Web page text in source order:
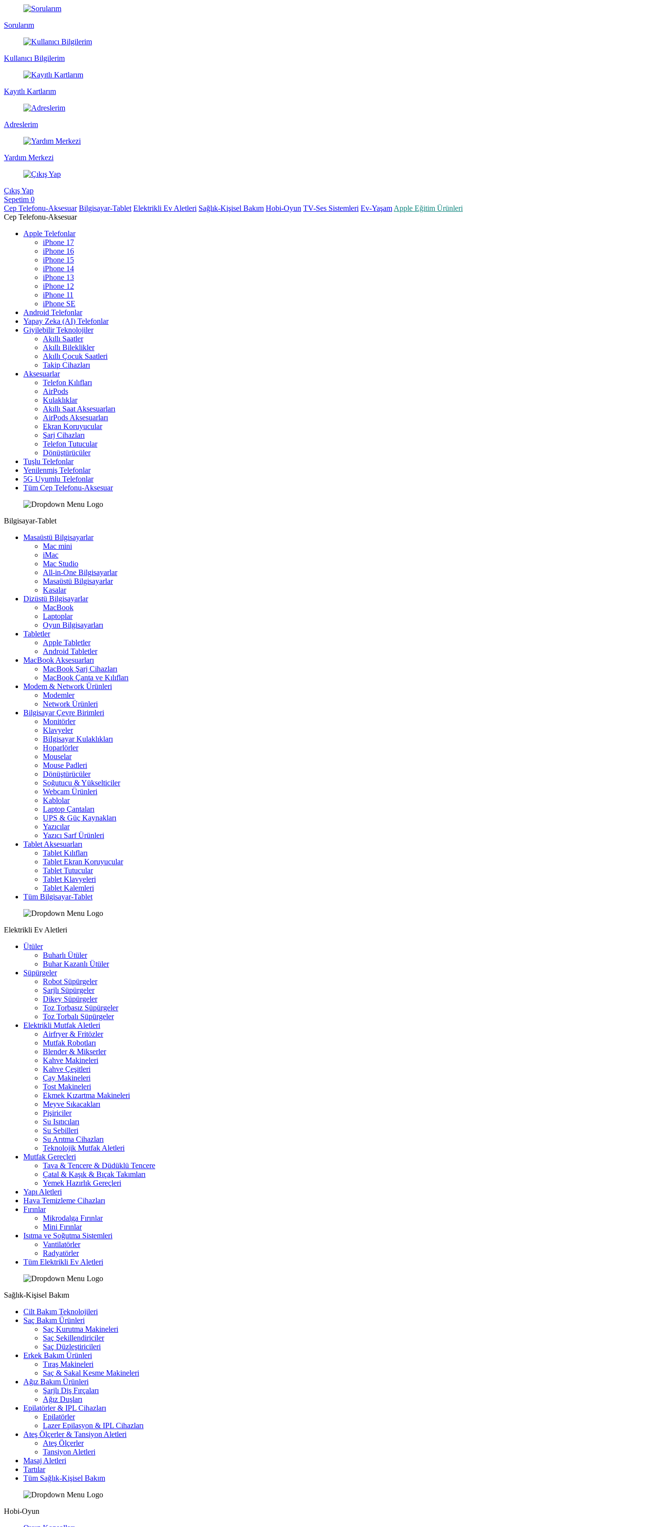
Sorularım
Kullanıcı Bilgilerim
Kayıtlı Kartlarım
Adreslerim
Yardım Merkezi
Çıkış Yap
Sepetim 0
Cep Telefonu-Aksesuar Bilgisayar-Tablet Elektrikli Ev Aletleri Sağlık-Kişisel Bakım Hobi-Oyun TV-Ses Sistemleri Ev-Yaşam Apple Eğitim Ürünleri
Cep Telefonu-Aksesuar
Apple Telefonlar
iPhone 17
iPhone 16
iPhone 15
iPhone 14
iPhone 13
iPhone 12
iPhone 11
iPhone SE
Android Telefonlar
Yapay Zeka (AI) Telefonlar
Giyilebilir Teknolojiler
Akıllı Saatler
Akıllı Bileklikler
Akıllı Çocuk Saatleri
Takip Cihazları
Aksesuarlar
Telefon Kılıfları
AirPods
Kulaklıklar
Akıllı Saat Aksesuarları
AirPods Aksesuarları
Ekran Koruyucular
Şarj Cihazları
Telefon Tutucular
Dönüştürücüler
Tuşlu Telefonlar
Yenilenmiş Telefonlar
5G Uyumlu Telefonlar
Tüm Cep Telefonu-Aksesuar
Bilgisayar-Tablet
Masaüstü Bilgisayarlar
Mac mini
iMac
Mac Studio
All-in-One Bilgisayarlar
Masaüstü Bilgisayarlar
Kasalar
Dizüstü Bilgisayarlar
MacBook
Laptoplar
Oyun Bilgisayarları
Tabletler
Apple Tabletler
Android Tabletler
MacBook Aksesuarları
MacBook Şarj Cihazları
MacBook Çanta ve Kılıfları
Modem & Network Ürünleri
Modemler
Network Ürünleri
Bilgisayar Çevre Birimleri
Monitörler
Klavyeler
BiIgisayar Kulaklıkları
Hoparlörler
Mouselar
Mouse Padleri
Dönüştürücüler
Soğutucu & Yükselticiler
Webcam Ürünleri
Kablolar
Laptop Çantaları
UPS & Güç Kaynakları
Yazıcılar
Yazıcı Sarf Ürünleri
Tablet Aksesuarları
Tablet Kılıfları
Tablet Ekran Koruyucular
Tablet Tutucular
Tablet Klavyeleri
Tablet Kalemleri
Tüm Bilgisayar-Tablet
Elektrikli Ev Aletleri
Ütüler
Buharlı Ütüler
Buhar Kazanlı Ütüler
Süpürgeler
Robot Süpürgeler
Şarjlı Süpürgeler
Dikey Süpürgeler
Toz Torbasız Süpürgeler
Toz Torbalı Süpürgeler
Elektrikli Mutfak Aletleri
Airfryer & Fritözler
Mutfak Robotları
Blender & Mikserler
Kahve Makineleri
Kahve Çeşitleri
Çay Makineleri
Tost Makineleri
Ekmek Kızartma Makineleri
Meyve Sıkacakları
Pişiriciler
Su Isıtıcıları
Su Sebilleri
Su Arıtma Cihazları
Teknolojik Mutfak Aletleri
Mutfak Gereçleri
Tava & Tencere & Düdüklü Tencere
Çatal & Kaşık & Bıçak Takımları
Yemek Hazırlık Gereçleri
Yapı Aletleri
Hava Temizleme Cihazları
Fırınlar
Mikrodalga Fırınlar
Mini Fırınlar
Isıtma ve Soğutma Sistemleri
Vantilatörler
Radyatörler
Tüm Elektrikli Ev Aletleri
Sağlık-Kişisel Bakım
Cilt Bakım Teknolojileri
Saç Bakım Ürünleri
Saç Kurutma Makineleri
Saç Şekillendiriciler
Saç Düzleştiricileri
Erkek Bakım Ürünleri
Tıraş Makineleri
Saç & Sakal Kesme Makineleri
Ağız Bakım Ürünleri
Şarjlı Diş Fırçaları
Ağız Duşları
Epilatörler & IPL Cihazları
Epilatörler
Lazer Epilasyon & IPL Cihazları
Ateş Ölçerler & Tansiyon Aletleri
Ateş Ölçerler
Tansiyon Aletleri
Masaj Aletleri
Tartılar
Tüm Sağlık-Kişisel Bakım
Hobi-Oyun